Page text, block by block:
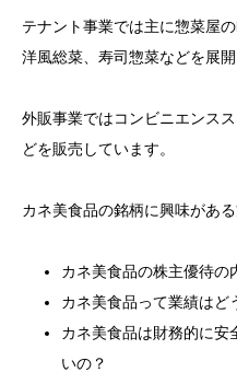
テナント事業では主に惣菜屋
洋風総菜、寿司惣菜などを展開
外販事業ではコンビニエンス
どを販売しています。
カネ美食品の銘柄に興味があ
カネ美食品の株主優待の
カネ美食品って業績はど
カネ美食品は財務的に安
いの？